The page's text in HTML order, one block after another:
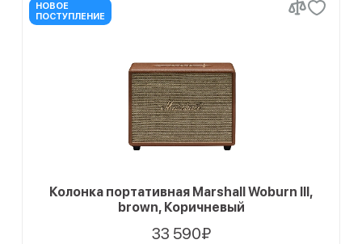
НОВОЕ
ПОСТУПЛЕНИЕ
Колонка портативная Marshall Woburn III,
brown, Коричневый
33 590₽